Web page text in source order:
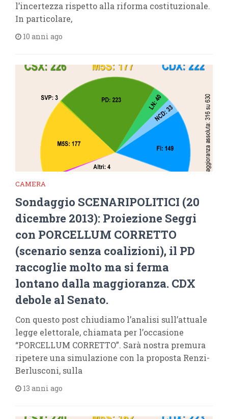
l’incertezza rispetto alla riforma costituzionale.
In particolare,
10 anni ago
CAMERA
Sondaggio SCENARIPOLITICI (20
dicembre 2013): Proiezione Seggi
con PORCELLUM CORRETTO
(scenario senza coalizioni), il PD
raccoglie molto ma si ferma
lontano dalla maggioranza. CDX
debole al Senato.
Con questo post chiudiamo l’analisi sull’attuale
legge elettorale, chiamata per l’occasione
“PORCELLUM CORRETTO”. Sarà nostra premura
ripetere una simulazione con la proposta Renzi-
Berlusconi, sulla
13 anni ago